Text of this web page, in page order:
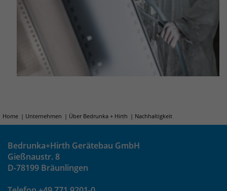
Home Unternehmen Über Bedrunka + Hirth Nachhaltigkeit
Bedrunka+Hirth Gerätebau GmbH
Gießnaustr. 8
D-78199 Bräunlingen